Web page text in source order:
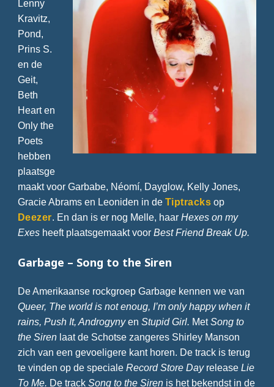
Lenny
Kravitz,
Pond,
Prins S.
en de
Geit,
Beth
Heart en
Only the
Poets
hebben
plaatsge
maakt voor Garbabe, Néomí, Dayglow, Kelly Jones,
Gracie Abrams en Leoniden in de Tiptracks op
Deezer. En dan is er nog Melle, haar Hexes on my
Exes heeft plaatsgemaakt voor Best Friend Break Up.
Garbage – Song to the Siren
De Amerikaanse rockgroep Garbage kennen we van
Queer, The world is not enoug, I’m only happy when it
rains, Push It, Androgynyen Stupid Girl. MetSong to
the Siren laat de Schotse zangeres Shirley Manson
zich van een gevoeligere kant horen. De track is terug
te vinden op de speciale Record Store Day release Lie
To Me. De track Song to the Siren is het bekendst in de